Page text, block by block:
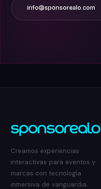
info@sponsorealo.com
Creamos experiencias
interactivas para eventos y
marcas con tecnología
inmersiva de vanguardia.